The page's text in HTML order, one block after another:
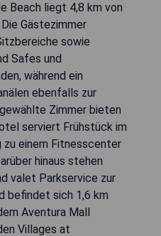
Beach liegt 4,8 km von
Gästezimmer
sowie
Safes und
während ein
ebenfalls zur
Zimmer bieten
serviert Frühstück im
einem Fitnesscenter
hinaus stehen
valet Parkservice zur
befindet sich 1,6 km
Aventura Mall
Villages at